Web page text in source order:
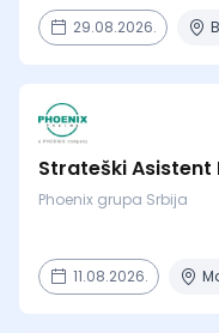
29.08.2026.
Strateški
Phoenix grupa Srbija
11.08.2026.